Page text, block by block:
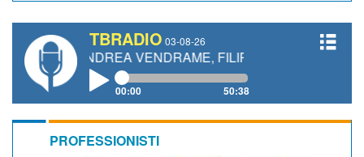
TBRADIO 03-08-26
VENDRAME, FILIPPO FIORELLI
00:00 50:38
PROFESSIONISTI